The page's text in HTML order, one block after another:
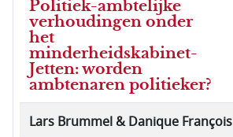
Politiek-ambtelijke
verhoudingen onder
het
minderheidskabinet-
Jetten: worden
ambtenaren politieker?
Lars Brummel & Danique François